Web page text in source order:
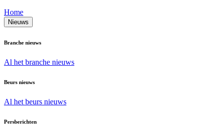
Home
Nieuws
Branche nieuws
Al het branche nieuws
Beurs nieuws
Al het beurs nieuws
Persberichten